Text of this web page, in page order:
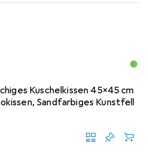
Kuschelkissen 45x45 cm
Sandfarbiges Kunstfell